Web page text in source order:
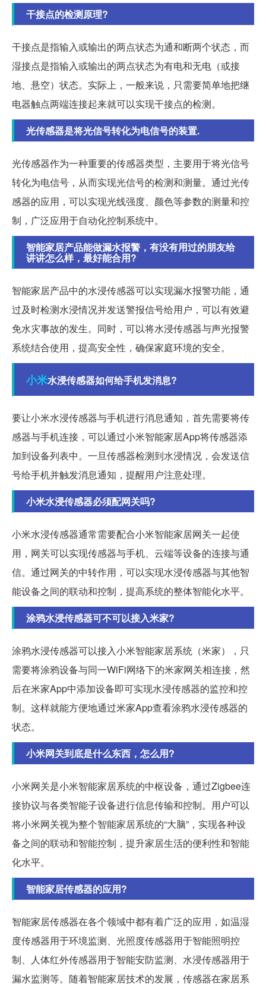
干接点的检测原理?
干接点是指输入或输出的两点状态为通和断两个状态，而
湿接点是指输入或输出的两点状态为有电和无电（或接
地、悬空）状态。实际上，一般来说，只需要简单地把继
电器触点两端连接起来就可以实现干接点的检测。
光传感器是将光信号转化为电信号的装置.
光传感器作为一种重要的传感器类型，主要用于将光信号
转化为电信号，从而实现光信号的检测和测量。通过光传
感器的应用，可以实现光线强度、颜色等参数的测量和控
制，广泛应用于自动化控制系统中。
智能家居产品能做漏水报警，有没有用过的朋友给
讲讲怎么样，最好能合用?
智能家居产品中的水浸传感器可以实现漏水报警功能，通
过及时检测水浸情况并发送警报信号给用户，可以有效避
免水灾事故的发生。同时，可以将水浸传感器与声光报警
系统结合使用，提高安全性，确保家庭环境的安全。
小米水浸传感器如何给手机发消息?
要让小米水浸传感器与手机进行消息通知，首先需要将传
感器与手机连接，可以通过小米智能家居App将传感器添
加到设备列表中。一旦传感器检测到水浸情况，会发送信
号给手机并触发消息通知，提醒用户注意处理。
小米水浸传感器必须配网关吗?
小米水浸传感器通常需要配合小米智能家居网关一起使
用，网关可以实现传感器与手机、云端等设备的连接与通
信。通过网关的中转作用，可以实现水浸传感器与其他智
能设备之间的联动和控制，提高系统的整体智能化水平。
涂鸦水浸传感器可不可以接入米家?
涂鸦水浸传感器可以接入小米智能家居系统（米家），只
需要将涂鸦设备与同一WiFi网络下的米家网关相连接，然
后在米家App中添加设备即可实现水浸传感器的监控和控
制。这样就能方便地通过米家App查看涂鸦水浸传感器的
状态。
小米网关到底是什么东西，怎么用?
小米网关是小米智能家居系统的中枢设备，通过Zigbee连
接协议与各类智能子设备进行信息传输和控制。用户可以
将小米网关视为整个智能家居系统的“大脑”，实现各种设
备之间的联动和智能控制，提升家居生活的便利性和智能
化水平。
智能家居传感器的应用?
智能家居传感器在各个领域中都有着广泛的应用，如温湿
度传感器用于环境监测、光照度传感器用于智能照明控
制、人体红外传感器用于智能安防监测、水浸传感器用于
漏水监测等。随着智能家居技术的发展，传感器在家居系